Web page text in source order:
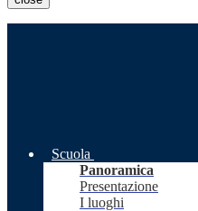
Scuola
Panoramica
Presentazione
I luoghi